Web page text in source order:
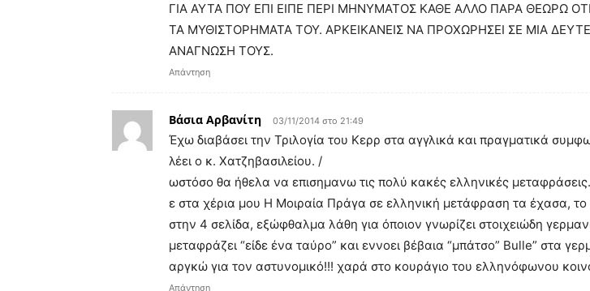
ΓΙΑ ΑΥΤΑ ΠΟΥ ΕΠΙ ΕΙΠΕ ΠΕΡΙ ΜΗΝΥΜΑΤΟΣ ΚΑΘΕ ΑΛΛΟ ΠΑΡΑ ΘΕΩΡΩ ΟΤΙ
ΤΑ ΜΥΘΙΣΤΟΡΗΜΑΤΑ ΤΟΥ. ΑΡΚΕΙΚΑΝΕΙΣ ΝΑ ΠΡΟΧΩΡΗΣΕΙ ΣΕ ΜΙΑ
ΑΝΑΓΝΩΣΗ ΤΟΥΣ.
Απάντηση
Βάσια Αρβανίτη 03/11/2014 στο 21:49
Έχω διαβάσει την Τριλογία του Κερρ στα αγγλικά και πραγματικά
λέει ο κ. Χατζηβασιλείου. /
ωστόσο θα ήθελα να επισημανω τις πολύ κακές ελληνικές
ε στα χέρια μου Η Μοιραία Πράγα σε ελληνική μετάφραση τα έχασα,
στην 4 σελίδα, εξώφθαλμα λάθη για όποιον γνωρίζει στοιχειώδη
μεταφράζει “είδε ένα ταύρο” και εννοει βέβαια “μπάτσο” Bulle” στα
αργκώ για τον αστυνομικό!!! χαρά στο κουράγιο του ελληνόφωνου
Απάντηση